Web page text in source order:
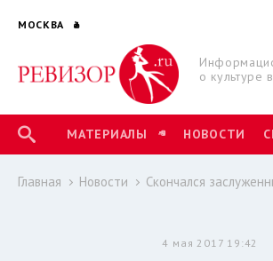
МОСКВА
о культуре
МАТЕРИАЛЫ НОВОСТИ
Главная Новости Скончался
4 мая 2017 19:42